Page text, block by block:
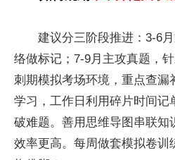
建议分三阶段推进：3-6
络做标记；7-9月主攻真题，
刺期模拟考场环境，重点查漏
学习，工作日利用碎片时间记
破难题。善用思维导图串联知
效率更高。每周做套模拟卷训